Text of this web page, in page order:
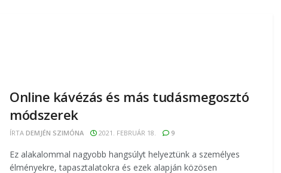
Online kávézás és más tudásmegosztó
módszerek
ÍRTA DEMJÉN SZIMÓNA 2021. FEBRUÁR 18. 9
Ez alakalommal nagyobb hangsúlyt helyeztünk a személyes
élményekre, tapasztalatokra és ezek alapján közösen